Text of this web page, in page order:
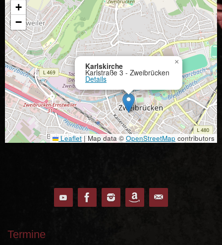
Karlskirche
Karlstraße 3 - Zweibrücken
Details
×
+
−
Leaflet |Map data © OpenStreetMap contributors
Termine